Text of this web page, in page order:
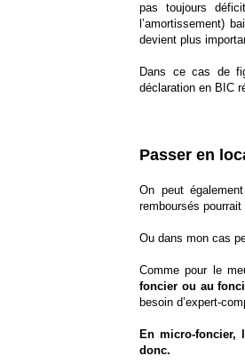
pas toujours
l’amortissement)
devient plus
Dans ce cas de
déclaration en BIC
Passer en
On peut
remboursés
Ou dans mon cas
Comme pour le
foncier ou au
besoin d’expert-
En micro-foncier,
donc.